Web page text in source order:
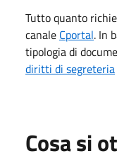
Tutto quanto
canale Cportal. In
tipologia di
diritti di segreteria
Cosa si